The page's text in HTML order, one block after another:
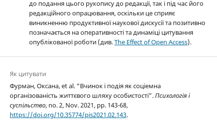
до подання цього рукопису до редакції, так і під час його
редакційного опрацювання, оскільки це сприяє
виникненню продуктивної наукової дискусії та позитивно
позначається на оперативності та динаміці цитування
опублікованої роботи (див.The Effect of Open Access).
Як цитувати
Фурман, Оксана, et al. “Вчинок і подія як соціемна
організованість життєвого шляху особистості”.Психологія і
суспільство, no. 2, Nov. 2021, pp. 143-68,
https://doi.org/10.35774/pis2021.02.143.